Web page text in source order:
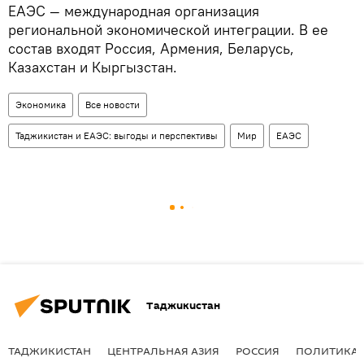
ЕАЭС — международная организация
региональной экономической интеграции. В ее
состав входят Россия, Армения, Беларусь,
Казахстан и Кыргызстан.
Экономика Все новости
Таджикистан и ЕАЭС: выгоды и перспективы Мир ЕАЭС
Таджикистан
ТАДЖИКИСТАН ЦЕНТРАЛЬНАЯ АЗИЯ РОССИЯ ПОЛИТИКА